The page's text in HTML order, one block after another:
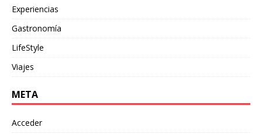
Experiencias
Gastronomía
LifeStyle
Viajes
META
Acceder